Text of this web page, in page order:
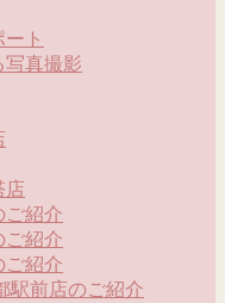
ト
写真撮影
店
ご紹介
ご紹介
ご紹介
駅前店のご紹介